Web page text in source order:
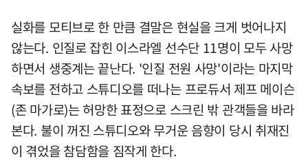
실화를 모티브로 한 만큼 결말은 현실을 크게 벗어나지
않는다. 인질로 잡힌 이스라엘 선수단 11명이 모두 사망
하면서 생중계는 끝난다. '인질 전원 사망'이라는 마지막
속보를 전하고 스튜디오를 떠나는 프로듀서 제프 메이슨
(존 마가로)는 허망한 표정으로 스크린 밖 관객들을 바라
본다. 불이 꺼진 스튜디오와 무거운 음향이 당시 취재진
이 겪었을 참담함을 짐작게 한다.